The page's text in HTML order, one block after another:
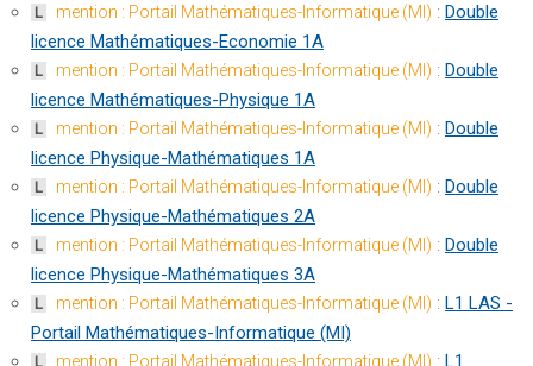
L mention : Portail Mathématiques-Informatique (MI) : Double
licence Mathématiques-Economie 1A
L mention : Portail Mathématiques-Informatique (MI) : Double
licence Mathématiques-Physique 1A
L mention : Portail Mathématiques-Informatique (MI) : Double
licence Physique-Mathématiques 1A
L mention : Portail Mathématiques-Informatique (MI) : Double
licence Physique-Mathématiques 2A
L mention : Portail Mathématiques-Informatique (MI) : Double
licence Physique-Mathématiques 3A
L mention : Portail Mathématiques-Informatique (MI) : L1 LAS -
Portail Mathématiques-Informatique (MI)
L mention : Portail Mathématiques-Informatique (MI) : L1